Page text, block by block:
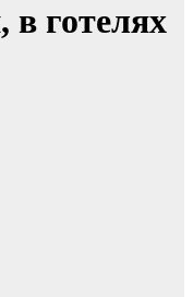
в готелях